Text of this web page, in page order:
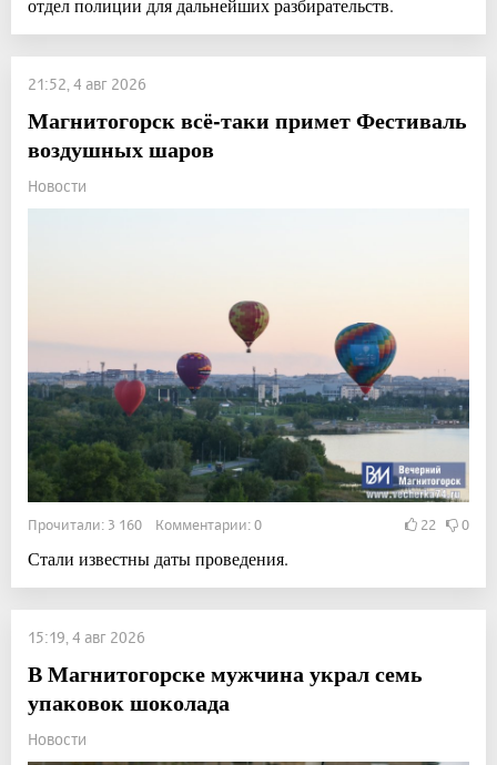
отдел полиции для дальнейших разбирательств.
21:52, 4 авг 2026
Магнитогорск всё-таки примет Фестиваль
воздушных шаров
Новости
Прочитали: 3 160 Комментарии: 0 22 0
Стали известны даты проведения.
15:19, 4 авг 2026
В Магнитогорске мужчина украл семь
упаковок шоколада
Новости